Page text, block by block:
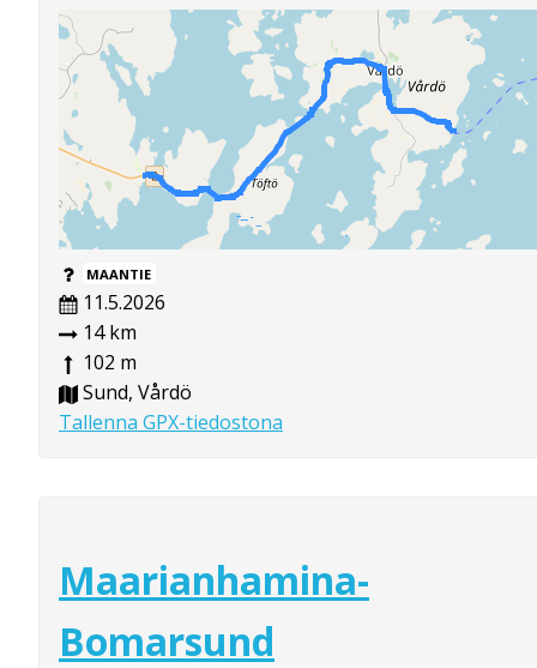
MAANTIE
11.5.2026
14 km
102 m
Sund, Vårdö
Tallenna GPX-tiedostona
Maarianhamina-
Bomarsund